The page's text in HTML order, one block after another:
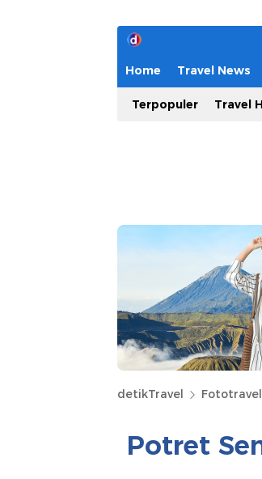
Home Travel News
Terpopuler Travel
detikTravel Fototravel
Potret